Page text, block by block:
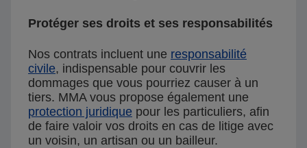
Protéger ses droits et ses responsabilités
Nos contrats incluent une responsabilité
civile, indispensable pour couvrir les
dommages que vous pourriez causer à un
tiers. MMA vous propose également une
protection juridique pour les particuliers, afin
de faire valoir vos droits en cas de litige avec
un voisin, un artisan ou un bailleur.